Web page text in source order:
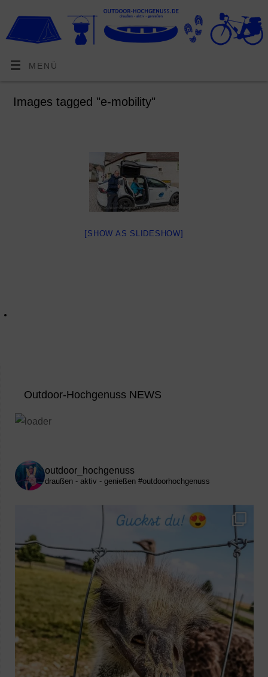
MENÜ
Images tagged "e-mobility"
[SHOW AS SLIDESHOW]
Outdoor-Hochgenuss NEWS
outdoor_hochgenuss
draußen - aktiv - genießen #outdoorhochgenuss